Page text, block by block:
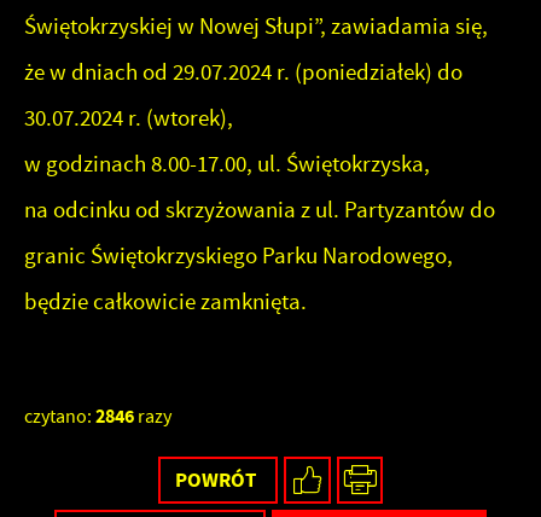
Świętokrzyskiej w Nowej Słupi”, zawiadamia się,
że w dniach od 29.07.2024 r. (poniedziałek) do
30.07.2024 r. (wtorek),
w godzinach 8.00-17.00, ul. Świętokrzyska,
na odcinku od skrzyżowania z ul. Partyzantów do
granic Świętokrzyskiego Parku Narodowego,
będzie całkowicie zamknięta.
czytano: 2846 razy
POWRÓT
pozwalają nam na ocenę naszych serwisów internetowych pod
względem ich popularności wśród użytkowników. Zgromadzone
informacje są przetwarzane w formie zanonimizowanej.
dostępność wszystkich funkcjonalności.
Reklamowe
Dzięki reklamowym plikom cookies prezentujemy Ci
najciekawsze informacje i aktualności na stronach naszych
komunikatów na podstawie analizy Twoich upodobań oraz
Twoich zwyczajów dotyczących przeglądanej witryny
internetowej. Treści promocyjne mogą pojawić się na stronach
Więcej